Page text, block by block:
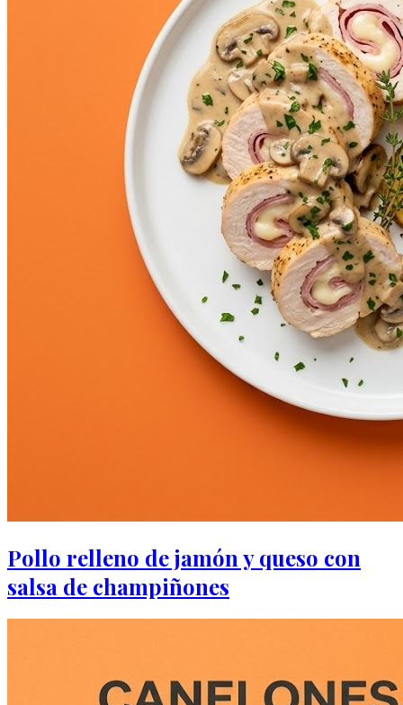
Pollo relleno de jamón y queso con
salsa de champiñones